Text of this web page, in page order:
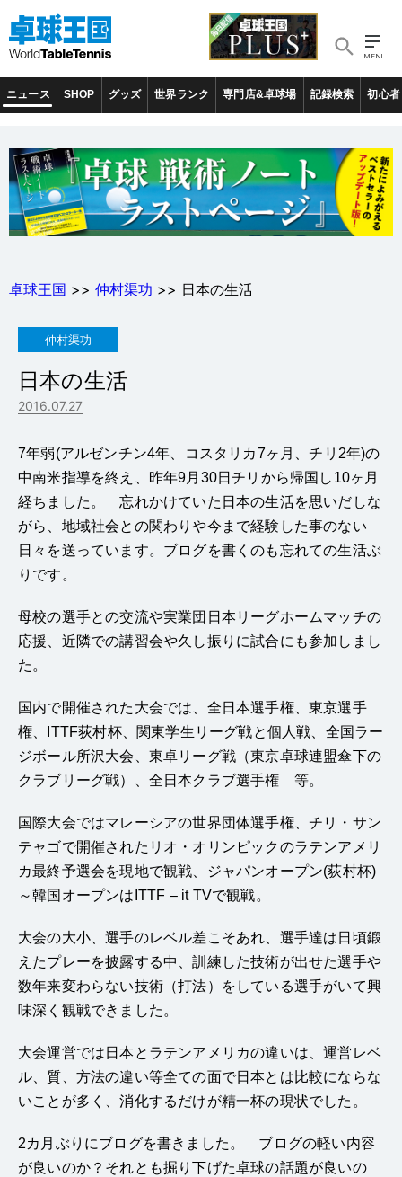
ニュース SHOP グッズ 世界ランク 専門店&卓球場 記録検索 初心者
卓球王国 >> 仲村渠功 >> 日本の生活
仲村渠功
日本の生活
2016.07.27
7年弱(アルゼンチン4年、コスタリカ7ヶ月、チリ2年)の
中南米指導を終え、昨年9月30日チリから帰国し10ヶ月
経ちました。 忘れかけていた日本の生活を思いだしな
がら、地域社会との関わりや今まで経験した事のない
日々を送っています。ブログを書くのも忘れての生活ぶ
りです。
母校の選手との交流や実業団日本リーグホームマッチの
応援、近隣での講習会や久し振りに試合にも参加しまし
た。
国内で開催された大会では、全日本選手権、東京選手
権、ITTF荻村杯、関東学生リーグ戦と個人戦、全国ラー
ジボール所沢大会、東卓リーグ戦（東京卓球連盟傘下の
クラブリーグ戦）、全日本クラブ選手権 等。
国際大会ではマレーシアの世界団体選手権、チリ・サン
テャゴで開催されたリオ・オリンピックのラテンアメリ
カ最終予選会を現地で観戦、ジャパンオープン(荻村杯)
～韓国オープンはITTF – it TVで観戦。
大会の大小、選手のレベル差こそあれ、選手達は日頃鍛
えたプレーを披露する中、訓練した技術が出せた選手や
数年来変わらない技術（打法）をしている選手がいて興
味深く観戦できました。
大会運営では日本とラテンアメリカの違いは、運営レベ
ル、質、方法の違い等全ての面で日本とは比較にならな
いことが多く、消化するだけが精一杯の現状でした。
2カ月ぶりにブログを書きました。 ブログの軽い内容
が良いのか？それとも掘り下げた卓球の話題が良いの